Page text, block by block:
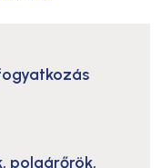
polgárőrök,